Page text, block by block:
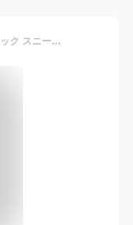
【初回のみサイズ交換片道送料無料】パトリック スニーカー マラソン レディース メンズ マラレイン ブラック 黒 ウォータープルーフ 撥水 レザースニーカー PATRICK MARARAIN BLK 530711定番モデル レインシューズ 防水 ビジネス 革靴 レザー靴紐通し済み 靴 ★